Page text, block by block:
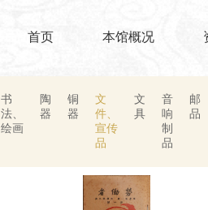
首页 本馆概况
书
法、
绘画
陶
器
铜
器
文
件、
宣传
品
文
具
音
响
制
品
邮
品